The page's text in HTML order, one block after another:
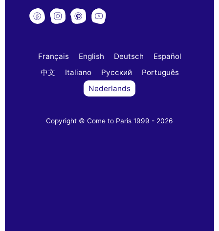
Français English Deutsch
Español
中文
Italiano Русский
Português
Nederlands
Copyright © Come to Paris 1999 - 2026